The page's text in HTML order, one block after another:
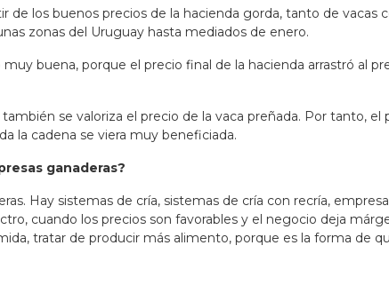
de los buenos precios de la hacienda gorda, tanto de vacas
zonas del Uruguay hasta mediados de enero.
buena, porque el precio final de la hacienda arrastró al
se valoriza el precio de la vaca preñada. Por tanto, el
la cadena se viera muy beneficiada.
ganaderas?
Hay sistemas de cría, sistemas de cría con recría,
cuando los precios son favorables y el negocio deja
, tratar de producir más alimento, porque es la forma de